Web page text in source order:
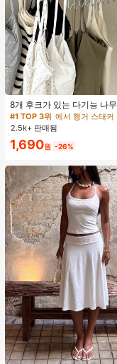
8개 후크가 있는 다기능 나
360도 회전 옷장 수납 후크
조끼 및 의류용 공간 절약 정
#1 TOP 3위 에서 행거 스태커
2.5k+ 판매됨
1,690원 -26%